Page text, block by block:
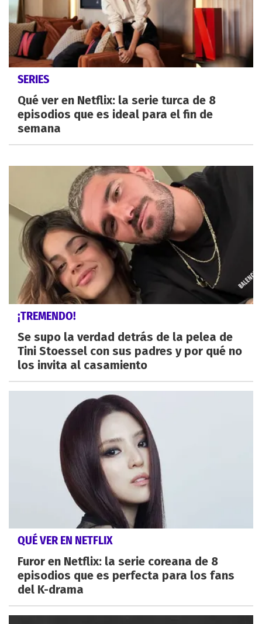
SERIES
Qué ver en Netflix: la serie turca de 8
episodios que es ideal para el fin de
semana
¡TREMENDO!
Se supo la verdad detrás de la pelea de
Tini Stoessel con sus padres y por qué no
los invita al casamiento
QUÉ VER EN NETFLIX
Furor en Netflix: la serie coreana de 8
episodios que es perfecta para los fans
del K-drama